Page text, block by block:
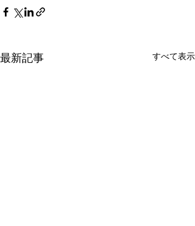
最新記事 すべて表示